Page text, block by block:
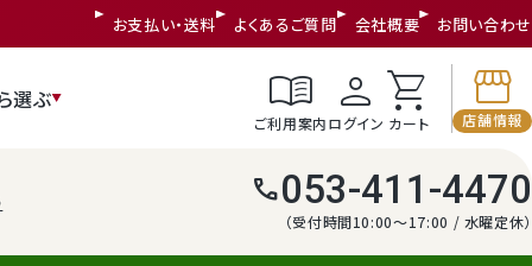
お支払い・送料 よくあるご質問 会社概要 お問い合わせ
選ぶ menu_book
ご利用案内
person
ログイン
shopping_cart
カート
storefront
店舗情報
call053-411-4470
（受付時間10:00～17:00 / 水曜定休）